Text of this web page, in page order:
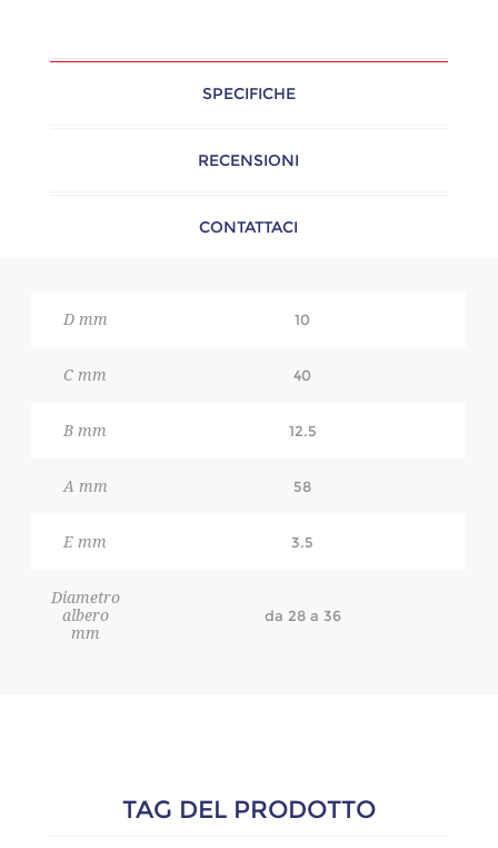
SPECIFICHE
RECENSIONI
CONTATTACI
D mm 10
C mm 40
B mm 12.5
A mm 58
E mm 3.5
Diametro
albero
mm
da 28 a 36
TAG DEL PRODOTTO